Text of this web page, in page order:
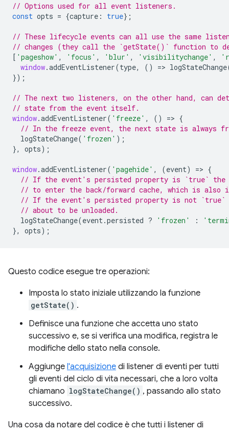
// Options used for all event listeners.
const opts = {capture : true};
// These lifecycle events can all use the same
// changes (they call the `getState()` function to
[ 'pageshow' , 'focus' , 'blur' , 'visibilitychange' ,
window.addEventListener(type, () => logStateChange
});
// The next two listeners, on the other hand, can
// state from the event itself.
window.addEventListener( 'freeze' , () => {
// In the freeze event, the next state is always
logStateChange( 'frozen' );
},
opts);
window.addEventListener( 'pagehide' , (event) => {
// If the event's persisted property is `true` the
// to enter the back/forward cache, which is also
// If the event's persisted property is not `true`
// about to be unloaded.
logStateChange(event .persisted ? 'frozen' :
},
opts);
Questo codice esegue tre operazioni:
Imposta lo stato iniziale utilizzando la funzione
getState() .
Definisce una funzione che accetta uno stato
successivo e, se si verifica una modifica, registra le
modifiche dello stato nella console.
Aggiunge l'acquisizione di listener di eventi per tutti
gli eventi del ciclo di vita necessari, che a loro volta
chiamano logStateChange() , passando allo stato
successivo.
Una cosa da notare del codice è che tutti i listener di